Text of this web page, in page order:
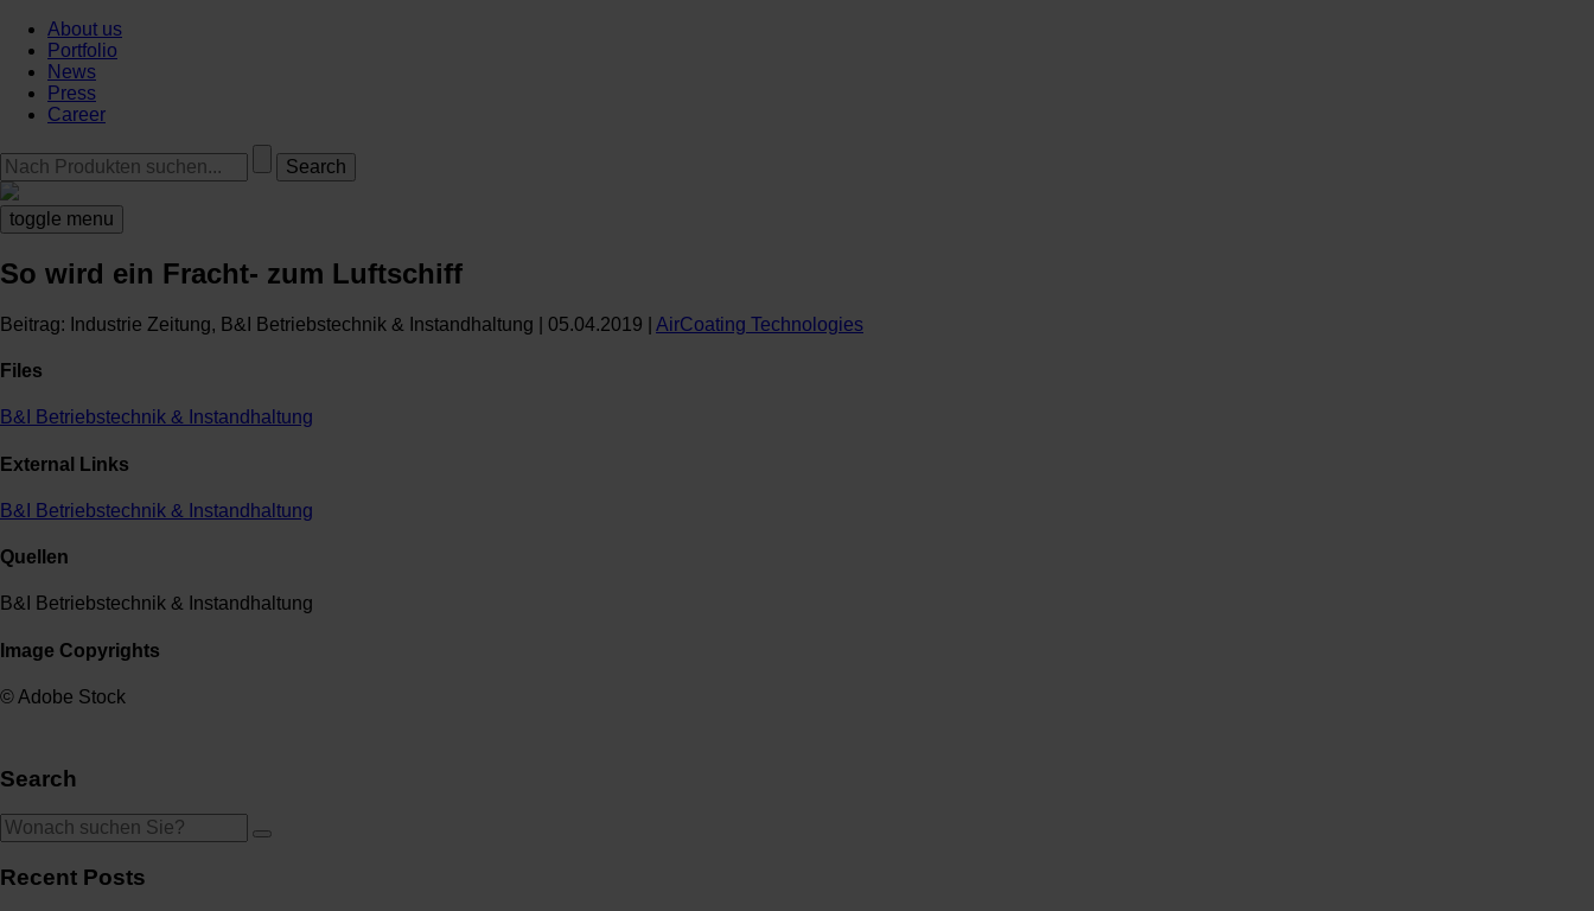
About us
Portfolio
News
Press
Career
toggle menu
So wird ein Fracht- zum Luftschiff
Beitrag: Industrie Zeitung, B&I Betriebstechnik & Instandhaltung 05.04.2019 AirCoating Technologies
Files
B&I Betriebstechnik & Instandhaltung
External Links
B&I Betriebstechnik & Instandhaltung
Quellen
B&I Betriebstechnik & Instandhaltung
Image Copyrights
© Adobe Stock
Search
Recent Posts